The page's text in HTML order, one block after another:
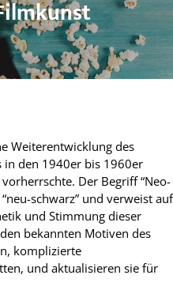
Weiterentwicklung des
in den 1940er bis 1960er
Der Begriff “Neo-
schwarz” und verweist auf
und Stimmung dieser
bekannten Motiven des
komplizierte
und aktualisieren sie für